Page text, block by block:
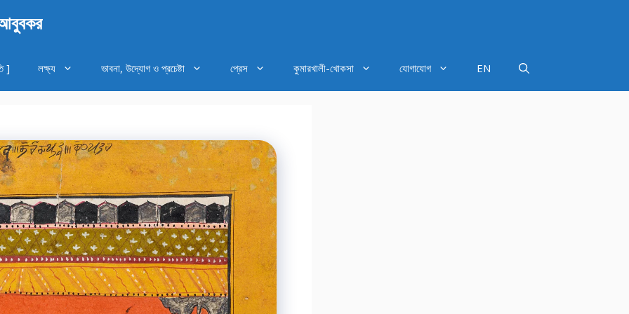
] লক্ষ্য ভাবনা, উদ্যোগ ও প্রচেষ্টা প্রেস কুমারখালী-খোকসা যোগাযোগ EN